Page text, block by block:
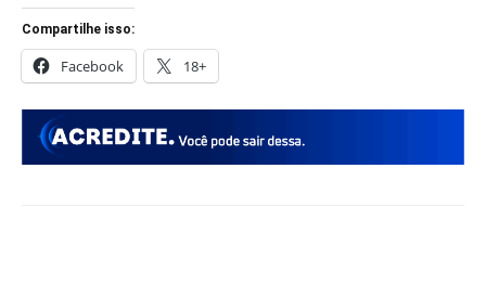
Compartilhe isso:
Facebook 18+